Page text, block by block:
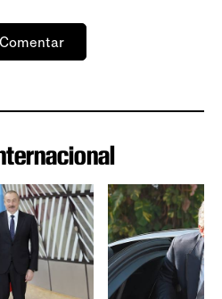
Comentar